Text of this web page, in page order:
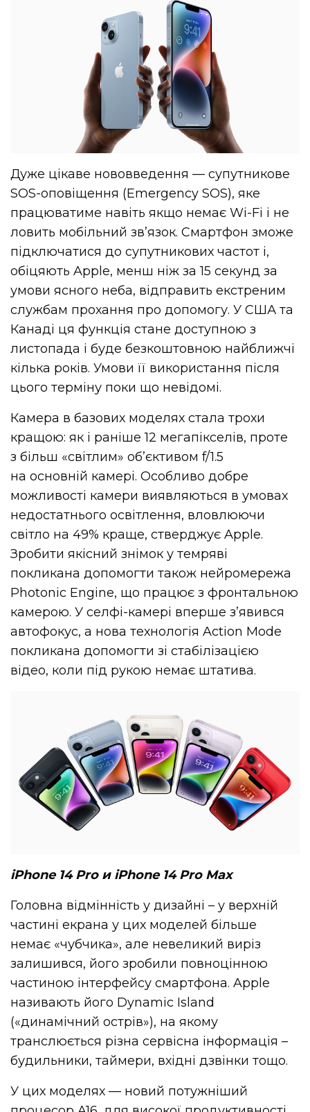
Дуже цікаве нововведення — супутникове
SOS-оповіщення (Emergency SOS), яке
працюватиме навіть якщо немає Wi-Fi і не
ловить мобільний зв’язок. Смартфон зможе
підключатися до супутникових частот і,
обіцяють Apple, менш ніж за 15 секунд за
умови ясного неба, відправить екстреним
службам прохання про допомогу. У США та
Канаді ця функція стане доступною з
листопада і буде безкоштовною найближчі
кілька років. Умови її використання після
цього терміну поки що невідомі.
Камера в базових моделях стала трохи
кращою: як і раніше 12 мегапікселів, проте
з більш «світлим» об’єктивом f/1.5
на основній камері. Особливо добре
можливості камери виявляються в умовах
недостатнього освітлення, вловлюючи
світло на 49% краще, стверджує Apple.
Зробити якісний знімок у темряві
покликана допомогти також нейромережа
Photonic Engine, що працює з фронтальною
камерою. У селфі-камері вперше з’явився
автофокус, а нова технологія Action Mode
покликана допомогти зі стабілізацією
відео, коли під рукою немає штатива.
iPhone 14 Pro и iPhone 14 Pro Max
Головна відмінність у дизайні – у верхній
частині екрана у цих моделей більше
немає «чубчика», але невеликий виріз
залишився, його зробили повноцінною
частиною інтерфейсу смартфона. Apple
називають його Dynamic Island
(«динамічний острів»), на якому
транслюється різна сервісна інформація –
будильники, таймери, вхідні дзвінки тощо.
У цих моделях — новий потужніший